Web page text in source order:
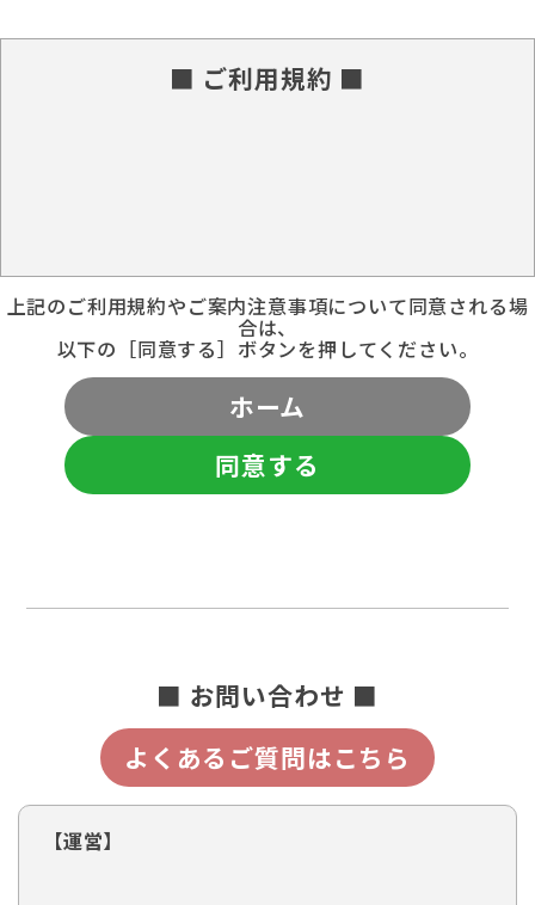
■ ご利用規約 ■
上記のご利用規約やご案内注意事項について同意される場
合は、
以下の［同意する］ボタンを押してください。
ホーム
同意する
■ お問い合わせ ■
よくあるご質問はこちら
【運営】